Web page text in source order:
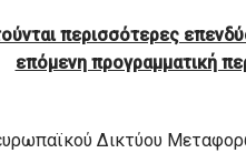
περισσότερες
επόμενη προγραμματική
Δικτύου